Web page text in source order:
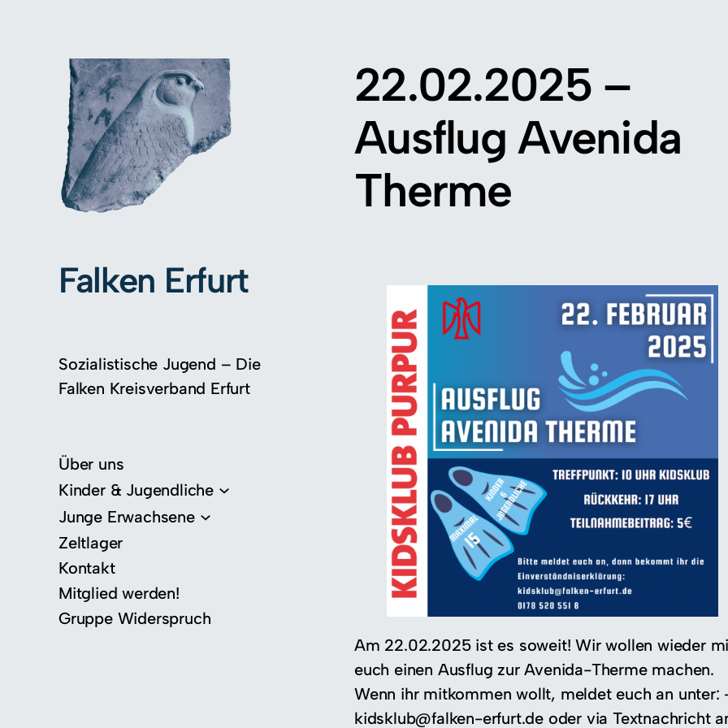
Falken Erfurt
Sozialistische Jugend – Die
Falken Kreisverband Erfurt
Über uns
Kinder & Jugendliche
Junge Erwachsene
Zeltlager
Kontakt
Mitglied werden!
Gruppe Widerspruch
22.02.2025 –
Ausflug Avenida
Therme
Am 22.02.2025 ist es soweit! Wir wollen wieder
euch einen Ausflug zur Avenida-Therme machen.
Wenn ihr mitkommen wollt, meldet euch an unter:
kidsklub@falken-erfurt.de oder via Textnachricht